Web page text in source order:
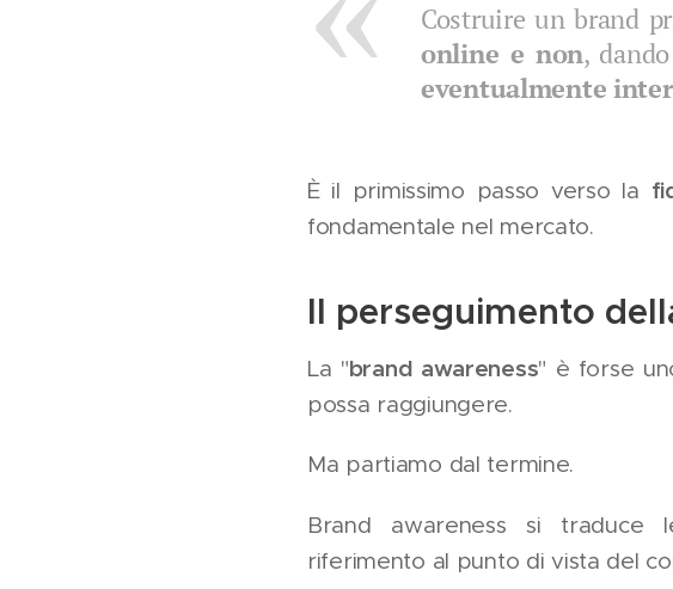
Costruire un brand
online e non,
eventualmente
È il primissimo passo verso la
fondamentale nel mercato.
Il perseguimento
La "brand awareness" è forse
possa raggiungere.
Ma partiamo dal termine.
Brand awareness si traduce
riferimento al punto di vista del